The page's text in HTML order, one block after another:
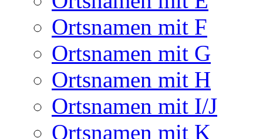
Ortsnamen mit F
Ortsnamen mit G
Ortsnamen mit H
Ortsnamen mit I/J
Ortsnamen mit K